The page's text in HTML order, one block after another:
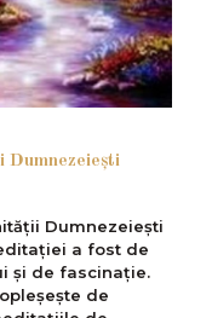
Dumnezeieşti
Dumnezeieşti
a fost de
și de fascinație.
de